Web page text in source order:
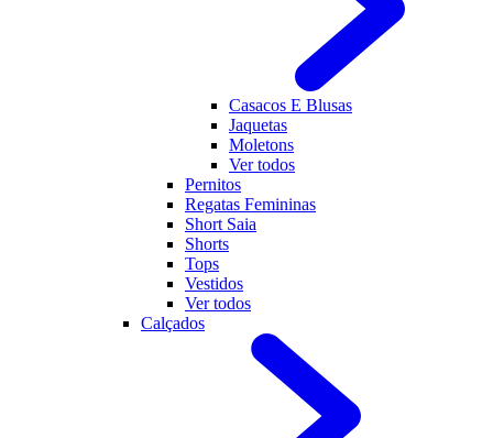
Casacos E Blusas
Jaquetas
Moletons
Ver todos
Pernitos
Regatas Femininas
Short Saia
Shorts
Tops
Vestidos
Ver todos
Calçados